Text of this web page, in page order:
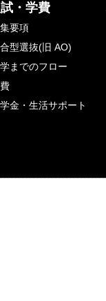
・学費
集要項
合型選抜(旧 AO)
学までのフロー
学金・生活サポート